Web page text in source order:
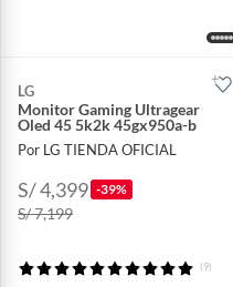
LG
Monitor Gaming Ultragear
Oled 45 5k2k 45gx950a-b
Por LG TIENDA OFICIAL
S/ 4,399 -39%
S/ 7,199
(9)